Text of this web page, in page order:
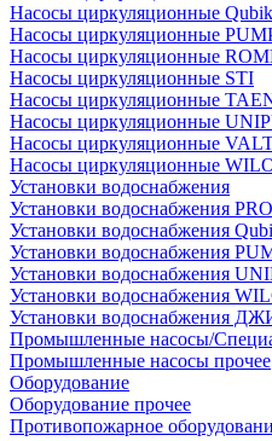
Насосы циркуляционные Qubik
Насосы циркуляционные
Насосы циркуляционные
Насосы циркуляционные STI
Насосы циркуляционные
Насосы циркуляционные
Насосы циркуляционные
Насосы циркуляционные
Установки водоснабжения
Установки водоснабжения
Установки водоснабжения
Установки водоснабжения
Установки водоснабжения
Установки водоснабжения
Установки водоснабжения
Промышленные насосы/
Промышленные насосы прочее
Оборудование
Оборудование прочее
Противопожарное